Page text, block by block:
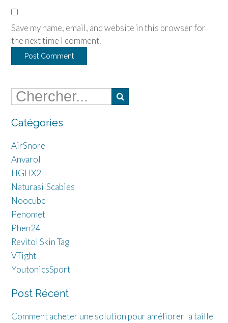
Save my name, email, and website in this browser for
the next time I comment.
Catégories
AirSnore
Anvarol
HGHX2
NaturasilScabies
Noocube
Penomet
Phen24
Revitol Skin Tag
VTight
YoutonicsSport
Post Récent
Comment acheter une solution pour améliorer la taille